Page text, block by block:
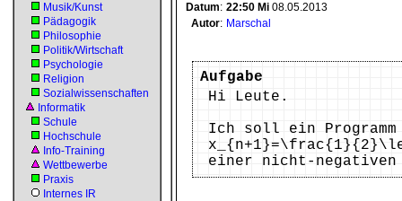
Musik/Kunst
Pädagogik
Philosophie
Politik/Wirtschaft
Psychologie
Religion
Sozialwissenschaften
Informatik
Schule
Hochschule
Info-Training
Wettbewerbe
Praxis
Internes IR
Datum: 22:50 Mi 08.05.2013
Autor: Marschal
Aufgabe
Hi Leute.
Ich soll ein
einer nicht-